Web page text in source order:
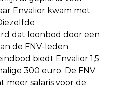
Envalior kwam met
dat loonbod door een
de FNV-leden
biedt Envalior 1,5
300 euro. De FNV
meer salaris voor de